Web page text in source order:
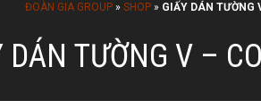
ĐOÀN GIA GROUP» SHOP» GIẤY DÁN TƯỜNG
DÁN TƯỜNG V –